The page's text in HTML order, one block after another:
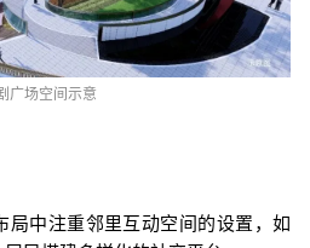
广场空间示意
局中注重邻里互动空间的设置，如